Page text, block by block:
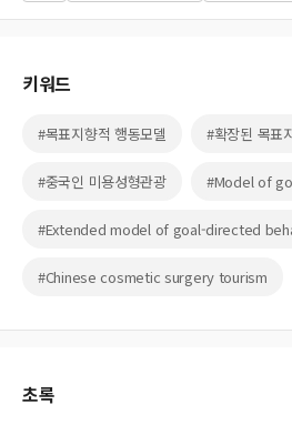
찾기
키워드
#목표지향적 행동모델 #확장된 목표
#중국인 미용성형관광 #Model of
#Extended model of goal-directed
#Chinese cosmetic surgery tourism
초록